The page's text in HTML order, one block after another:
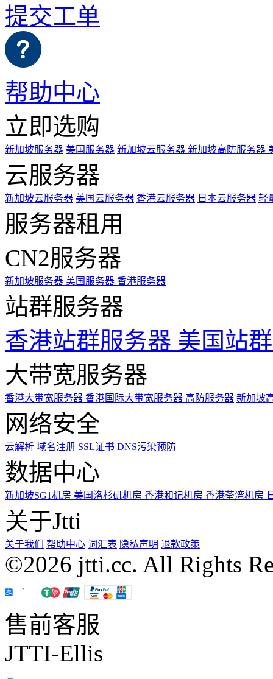
提交工单
帮助中心
立即选购
新加坡服务器 美国服务器 新加坡云服务器 新加坡高防服务器
云服务器
新加坡云服务器 美国云服务器 香港云服务器 日本云服务器 轻
服务器租用
CN2服务器
新加坡服务器 美国服务器 香港服务器
站群服务器
香港站群服务器 美国站
大带宽服务器
香港大带宽服务器 香港国际大带宽服务器 高防服务器 新加坡
网络安全
云解析 域名注册 SSL证书 DNS污染预防
数据中心
新加坡SG1机房 美国洛杉矶机房 香港和记机房 香港荃湾机房
关于Jtti
关于我们 帮助中心 词汇表 隐私声明 退款政策
©2026 jtti.cc. All Rights
售前客服
JTTI-Ellis